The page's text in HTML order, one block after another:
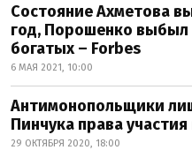
Состояние Ахметова
год, Порошенко выбыл
богатых – Forbes
6 МАЯ 2021, 10:00
Антимонопольщики
Пинчука права
29 ОКТЯБРЯ 2020, 18:00